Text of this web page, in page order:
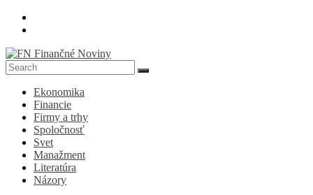
Skip
FN
Finančné
Noviny
Denník
ekonomike
spoločnosti
Ekonomika
Financie
Firmy a trhy
Spoločnosť
Svet
Manažment
Literatúra
Názory